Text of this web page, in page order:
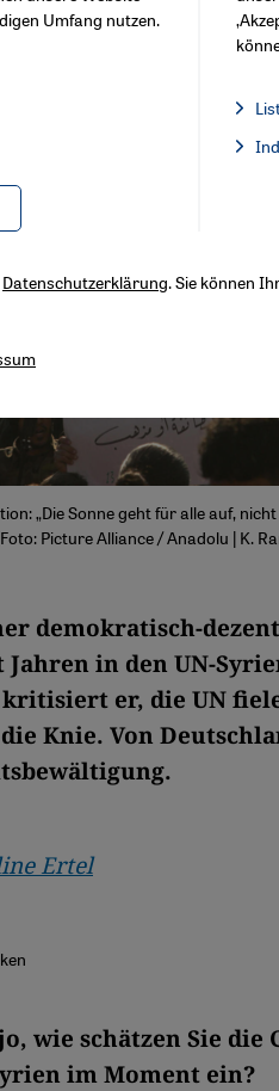
„Die Sonne geht für alle auf,
Picture Alliance / Anadolu | K.
demokratisch-
Jahren in den UN-
kritisiert er, die UN
Knie. Von
Ertel
wie schätzen Sie die
im Moment ein?
Umfang nutzen.
Datenschutzerklärung. Sie können